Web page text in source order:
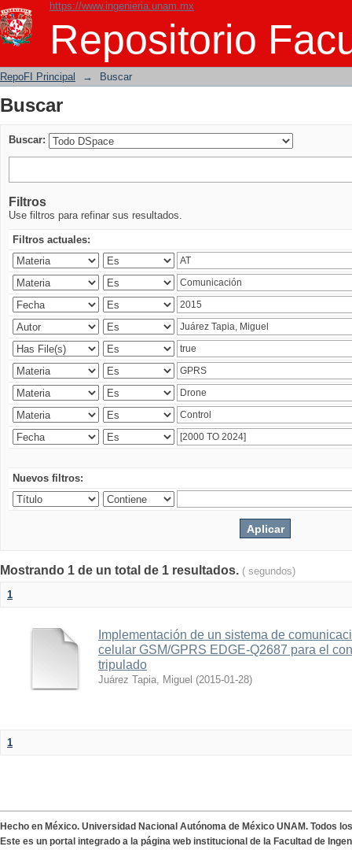
https://www.ingenieria.unam.mx
Repositorio
Buscar
RepoFI Principal → Buscar
Buscar
Buscar:
Filtros
Use filtros para refinar sus resultados.
Filtros actuales:
Nuevos filtros:
Mostrando 1 de un total de 1 resultados. ( segundos)
1
Implementación de un sistema de
celular GSM/GPRS EDGE-Q2687 para el
tripulado
Juárez Tapia, Miguel (2015-01-28)
1
Hecho en México. Universidad Nacional Autónoma de México UNAM. Todos
Este es un portal integrado a la página web institucional de la Facultad de